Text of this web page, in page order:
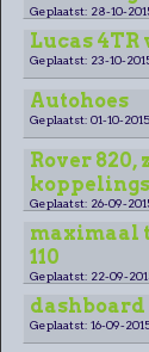
Geplaatst: 28-10-
Lucas
Geplaatst: 23-10-
Autohoes
Geplaatst: 01-10-
Rover 820,
Geplaatst: 26-09-
maximaal
110
Geplaatst: 22-09-
Geplaatst: 16-09-